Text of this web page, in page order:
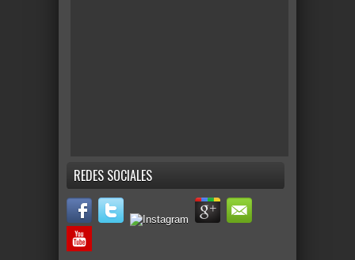
REDES SOCIALES